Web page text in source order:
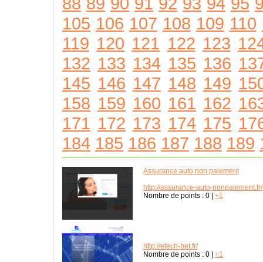
105 106 107 108 109 110
119 120 121 122 123
132 133 134 135 136
145 146 147 148 149
158 159 160 161 162
171 172 173 174 175
184 185 186 187 188 189
Assurance auto non paiement
http://assurance-auto-nonpaiement.fr/
Nombre de points : 0 +1
http://etech-bet.fr/
Nombre de points : 0 +1